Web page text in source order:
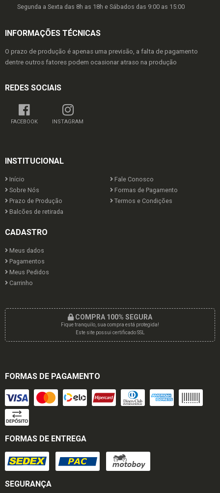
Segunda a Sexta das 8h as 18h e Sábados das 9:00 as 15:00
INFORMAÇÕES TÉCNICAS
O prazo de produção é apenas uma previsão, a falta de pagamento
dentre outros fatores podem ocasionar atraso na produção
REDES SOCIAIS
FACEBOOK INSTAGRAM
INSTITUCIONAL
Início
Fale Conosco
Sobre Nós
Formas de Pagamento
Prazo de Produção
Termos e Condições
Balcões de retirada
CADASTRO
Meus dados
Pagamentos
Meus Pedidos
Carrinho
COMPRA 100% SEGURA
Fique tranquilo, sua compra está protegida!
Este site possui certificado SSL
FORMAS DE PAGAMENTO
FORMAS DE ENTREGA
SEGURANÇA